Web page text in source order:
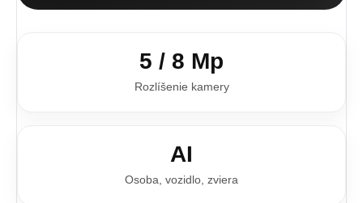
5 / 8 Mp
Rozlíšenie kamery
AI
Osoba, vozidlo, zviera